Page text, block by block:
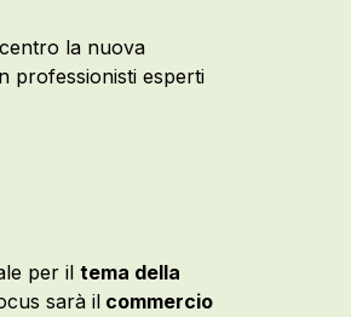
la nuova
professionisti esperti
per il tema della
sarà il commercio